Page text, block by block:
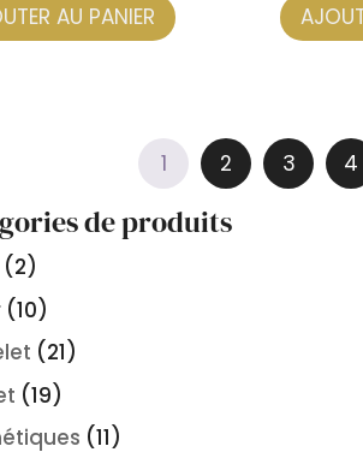
initial
était :
actuel
est :
AU PANIER
1 2 3 4
de produits
(2)
(10)
(21)
(19)
(11)